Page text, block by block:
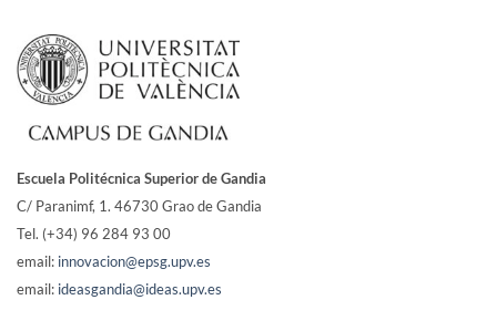
Escuela Politécnica Superior de Gandia
C/ Paranimf, 1. 46730 Grao de Gandia
Tel. (+34) 96 284 93 00
email: innovacion@epsg.upv.es
email: ideasgandia@ideas.upv.es